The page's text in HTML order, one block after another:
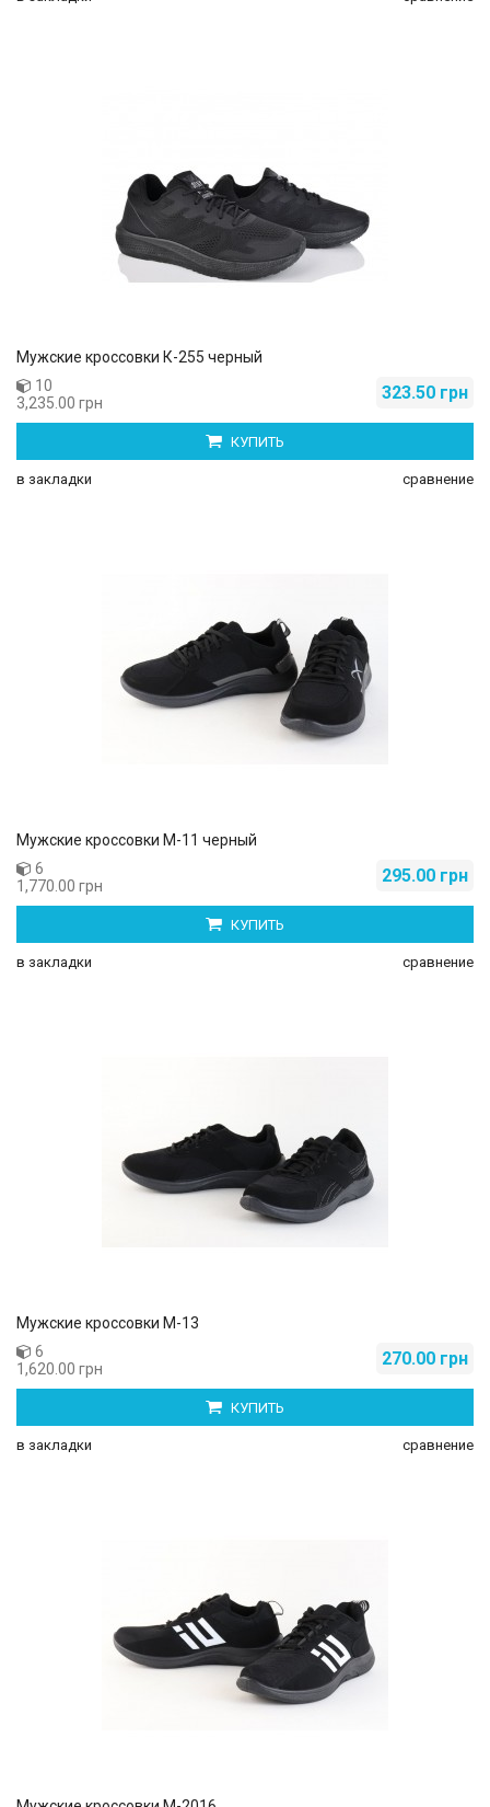
Мужские кроссовки К-255 черный
323.50 грн
10
3,235.00 грн
КУПИТЬ
в закладки сравнение
Мужские кроссовки М-11 черный
295.00 грн
6
1,770.00 грн
КУПИТЬ
в закладки сравнение
Мужские кроссовки М-13
270.00 грн
6
1,620.00 грн
КУПИТЬ
в закладки сравнение